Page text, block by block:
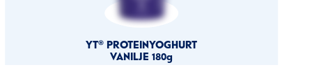
YT® PROTEINYOGHURT
VANILJE 180g